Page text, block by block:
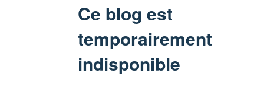
Ce blog est
temporairement
indisponible